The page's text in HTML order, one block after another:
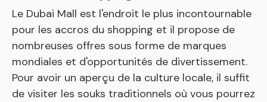
Le Dubai Mall est l'endroit le plus incontournable
pour les accros du shopping et il propose de
nombreuses offres sous forme de marques
mondiales et d'opportunités de divertissement.
Pour avoir un aperçu de la culture locale, il suffit
de visiter les souks traditionnels où vous pourrez